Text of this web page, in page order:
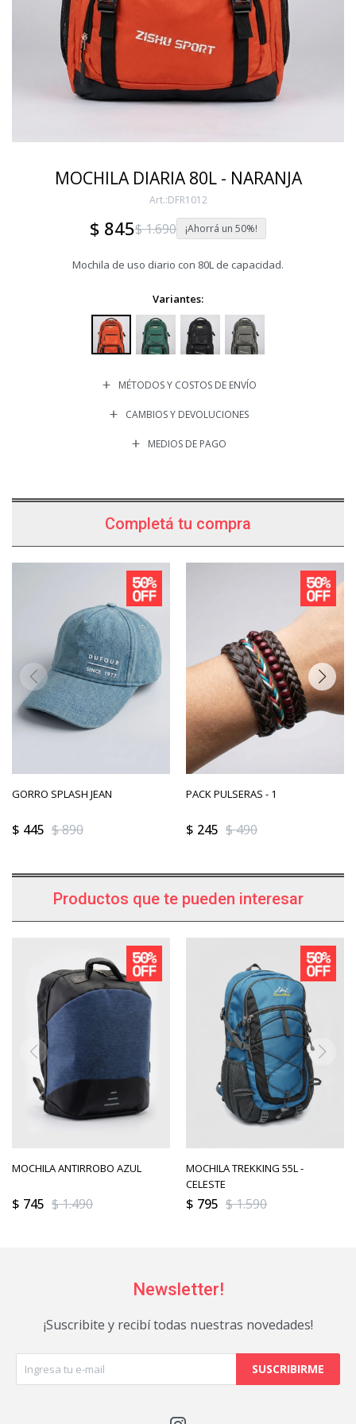
MOCHILA DIARIA 80L - NARANJA
DFR1012
$ 845$1.690 50
Mochila de uso diario con 80L de capacidad.
Variantes:
MÉTODOS Y COSTOS DE ENVÍO
CAMBIOS Y DEVOLUCIONES
MEDIOS DE PAGO
Completá tu compra
GORRO SPLASH JEAN
$ 445 $890
PACK PULSERAS - 1
$ 245 $490
Productos que te pueden interesar
MOCHILA ANTIRROBO AZUL
$ 745 $1.490
MOCHILA TREKKING 55L -
CELESTE
$ 795 $1.590
Newsletter!
¡Suscribite y recibí todas nuestras novedades!
SUSCRIBIRME